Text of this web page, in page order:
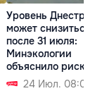
Уровень Днестра
может снизиться
после 31 июля:
Минэкологии
объяснило риски
24 Июл. 08:03